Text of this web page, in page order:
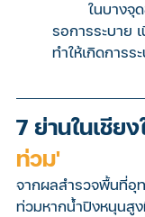
รอการระบาย
ทำให้เกิดการร
7 ย่านในเชีย
ท่วม'
จากผลสำรวจพื้นที่อุ
ท่วมหากน้ำปิงหนุนสู